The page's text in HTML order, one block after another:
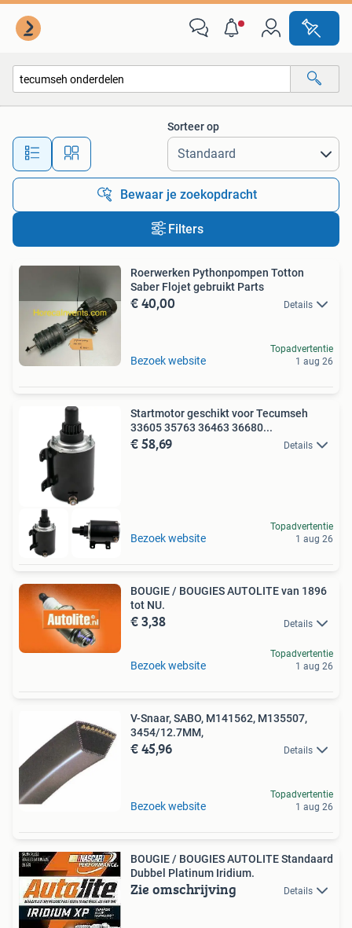
Alle afstanden…
Sorteer op
Bewaar je zoekopdracht
Filters
Roerwerken Pythonpompen Totton
Saber Flojet gebruikt Parts
€ 40,00 Details
Bezoek website
Topadvertentie
1 aug 26
Startmotor geschikt voor Tecumseh
33605 35763 36463 36680...
€ 58,69 Details
Bezoek website
Topadvertentie
1 aug 26
BOUGIE / BOUGIES AUTOLITE van 1896
tot NU.
€ 3,38 Details
Bezoek website
Topadvertentie
1 aug 26
V-Snaar, SABO, M141562, M135507,
3454/12.7MM,
€ 45,96 Details
Bezoek website
Topadvertentie
1 aug 26
BOUGIE / BOUGIES AUTOLITE Standaard
Dubbel Platinum Iridium.
Zie omschrijving Details